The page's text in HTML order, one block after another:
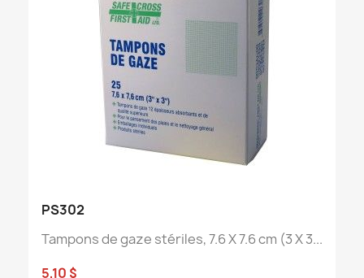
PS302
Tampons de gaze stériles, 7.6 X 7.6 cm (3 X 3...
5,10 $